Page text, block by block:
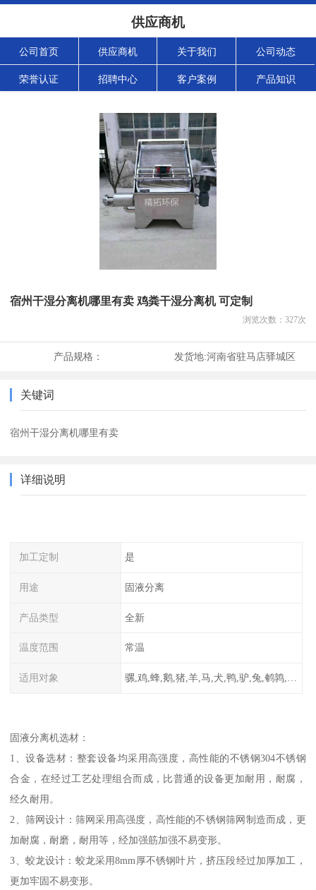
供应商机
公司首页 供应商机 关于我们 公司动态
荣誉认证 招聘中心 客户案例 产品知识
宿州干湿分离机哪里有卖 鸡粪干湿分离机 可定制
浏览次数： 327次
产品规格： 发货地:河南省驻马店驿城区
关键词
宿州干湿分离机哪里有卖
详细说明
加工定制 是
用途 固液分离
产品类型 全新
温度范围 常温
适用对象 骡,鸡,蜂,鹅,猪,羊,马,犬,鸭,驴,兔,鹌鹑,牛,鸽
固液分离机选材：
1、设备选材：整套设备均采用高强度，高性能的不锈钢304不锈钢
合金，在经过工艺处理组合而成，比普通的设备更加耐用，耐腐，
经久耐用。
2、筛网设计：筛网采用高强度，高性能的不锈钢筛网制造而成，更
加耐腐，耐磨，耐用等，经加强筋加强不易变形。
3、蛟龙设计：蛟龙采用8mm厚不锈钢叶片，挤压段经过加厚加工，
更加牢固不易变形。